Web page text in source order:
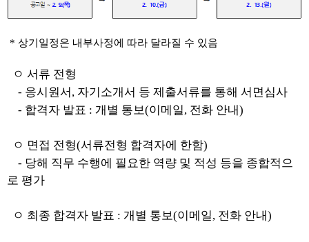
* 상기일정은 내부사정에 따라 달라질 수 있음
ㅇ 서류 전형
- 응시원서 , 자기소개서 등 제출서류를 통해 서면심사
- 합격자 발표 : 개별 통보(이메일, 전화 안내)
ㅇ 면접 전형(서류전형 합격자에 한함)
- 당해 직무 수행에 필요한 역량 및 적성 등을 종합적으
로 평가
ㅇ 최종 합격자 발표 : 개별 통보(이메일, 전화 안내)